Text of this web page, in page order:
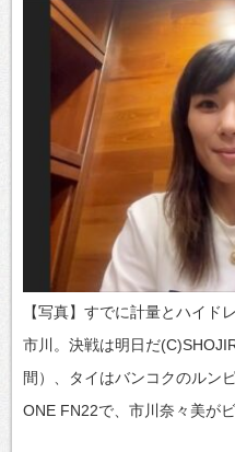
【写真】すでに計量とハイド
市川。決戦は明日だ
間）、タイはバンコクのルン
ONE FN22で、市川奈々美が